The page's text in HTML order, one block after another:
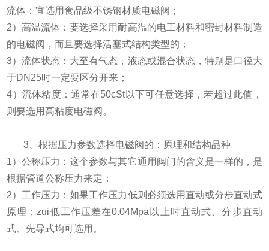
流体：宜选用食品级不锈钢材质电磁阀；
2）高温流体：要选择采用耐高温的电工材料和密封材料制造
的电磁阀，而且要选择活塞式结构类型的；
3）流体状态：大至有气态，液态或混合状态，特别是口径大
于DN25时一定要区分开来；
4）流体粘度：通常在50cSt以下可任意选择，若超过此值，
则要选用高粘度电磁阀。
3、根据压力参数选择电磁阀的：原理和结构品种
1）公称压力：这个参数与其它通用阀门的含义是一样的，是
根据管道公称压力来定；
2）工作压力：如果工作压力低则必须选用直动或分步直动式
原理；zui低工作压差在0.04Mpa以上时直动式、分步直动
式、先导式均可选用。